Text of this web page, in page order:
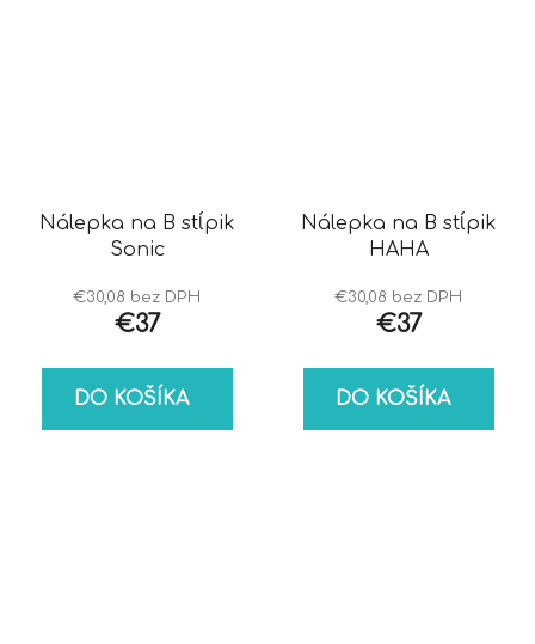
Nálepka na B stĺpik
Sonic
€30,08 bez DPH
€37
DO KOŠÍKA
Nálepka na B stĺpik
HAHA
€30,08 bez DPH
€37
DO KOŠÍKA